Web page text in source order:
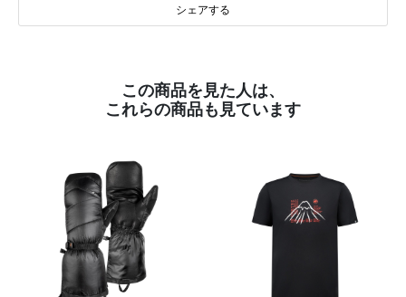
シェアする
この商品を見た人は、
これらの商品も見ています